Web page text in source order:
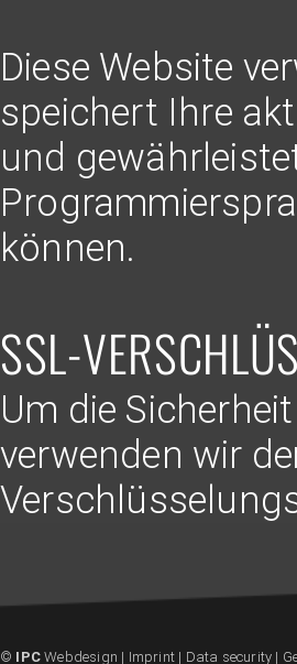
Diese Website
speichert Ihre
und
können.
SSL-
Um die
verwenden wir
© IPC Webdesign | Imprint | Data security |